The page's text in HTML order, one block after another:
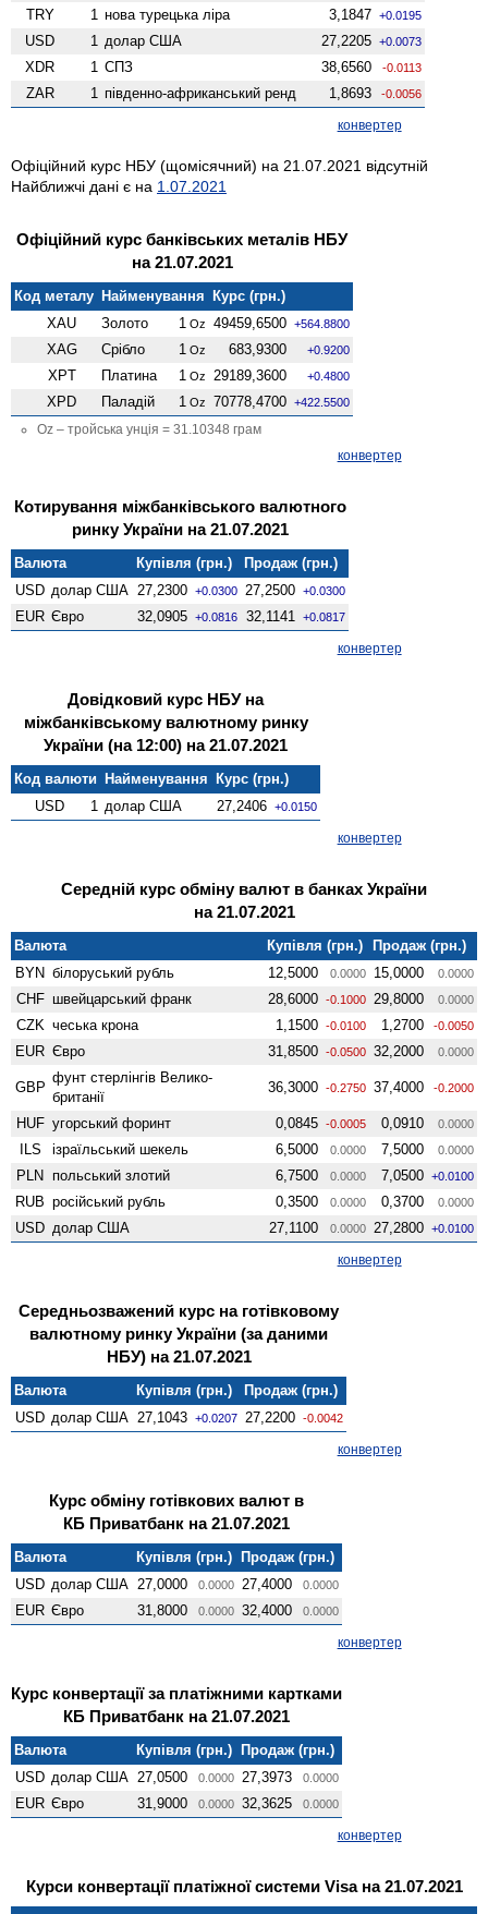
TRY 1 нова турецька ліра 3,1847 +0.0195
USD 1 долар США 27,2205 +0.0073
XDR 1 СПЗ 38,6560 -0.0113
ZAR 1 південно-африканський ренд 1,8693 -0.0056
конвертер
Офіційний курс НБУ (щомісячний) на 21.07.2021 відсутній
Найближчі дані є на 1.07.2021
Офіційний курс банківських металів НБУ
на 21.07.2021
Код металу Найменування Курс (грн.)
XAU
Золото 1 Oz 49459,6500 +564.8800
XAG Срібло 1 Oz 683,9300 +0.9200
XPT Платина 1 Oz 29189,3600 +0.4800
XPD Паладій 1 Oz 70778,4700 +422.5500
Oz – тройська унція = 31.10348 грам
конвертер
Котирування міжбанківського валютного
ринку України на 21.07.2021
Валюта Купівля (грн.)
Продаж (грн.)
USD долар США 27,2300 +0.0300 27,2500 +0.0300
EUR Євро 32,0905 +0.0816 32,1141 +0.0817
конвертер
Довідковий курс НБУ на
міжбанківському валютному ринку
України (на 12:00) на 21.07.2021
Код валюти Найменування Курс (грн.)
USD
1 долар США 27,2406 +0.0150
конвертер
Середній курс обміну валют в банках України
на 21.07.2021
Валюта Купівля (грн.)
Продаж (грн.)
BYN білоруський рубль 12,5000 0.0000 15,0000 0.0000
CHF швейцарський франк 28,6000 -0.1000 29,8000 0.0000
CZK чеська крона 1,1500 -0.0100 1,2700 -0.0050
EUR Євро 31,8500 -0.0500 32,2000 0.0000
GBP
фунт стерлінгів Велико­
британії
36,3000 -0.2750 37,4000 -0.2000
HUF угорський форинт 0,0845 -0.0005 0,0910 0.0000
ILS ізраїльський шекель 6,5000 0.0000 7,5000 0.0000
PLN польський злотий 6,7500 0.0000 7,0500 +0.0100
RUB російський рубль 0,3500 0.0000 0,3700 0.0000
USD долар США 27,1100 0.0000 27,2800 +0.0100
конвертер
Середньозважений курс на готівковому
валютному ринку України (за даними
НБУ) на 21.07.2021
Валюта Купівля (грн.)
Продаж (грн.)
USD долар США 27,1043 +0.0207 27,2200 -0.0042
конвертер
Курс обміну готівкових валют в
КБ Приватбанк на 21.07.2021
Валюта Купівля (грн.) Продаж (грн.)
USD долар США 27,0000 0.0000 27,4000 0.0000
EUR Євро 31,8000 0.0000 32,4000 0.0000
конвертер
Курс конвертації за платіжними картками
КБ Приватбанк на 21.07.2021
Валюта Купівля (грн.) Продаж (грн.)
USD долар США 27,0500 0.0000 27,3973 0.0000
EUR Євро 31,9000 0.0000 32,3625 0.0000
конвертер
Курси конвертації платіжної системи Visa на 21.07.2021